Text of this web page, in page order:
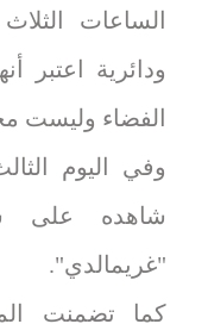
الساعات
ودائرية اعتبر
الفضاء وليست
وفي اليوم
شاهده على
"غريمالدي".
كما تضمنت